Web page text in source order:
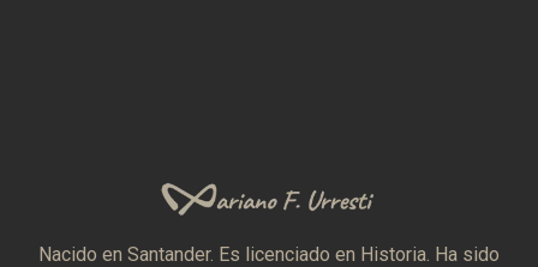
Nacido en Santander. Es licenciado en Historia. Ha sido